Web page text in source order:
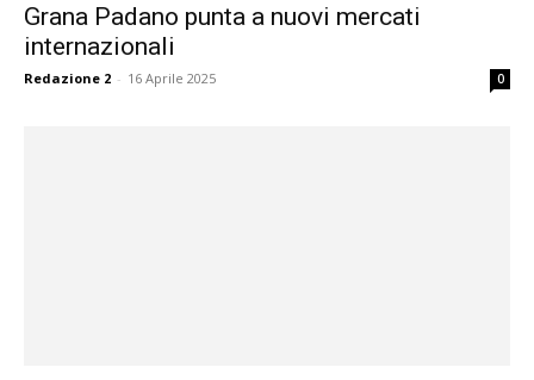
Grana Padano punta a nuovi mercati
internazionali
Redazione 2 - 16 Aprile 2025 0